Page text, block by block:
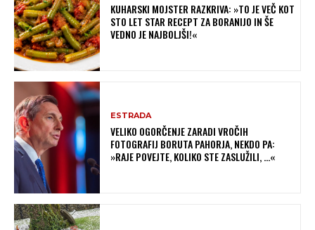
KUHARSKI MOJSTER RAZKRIVA: »TO JE VEČ KOT
STO LET STAR RECEPT ZA BORANIJO IN ŠE
VEDNO JE NAJBOLJŠI!«
ESTRADA
VELIKO OGORČENJE ZARADI VROČIH
FOTOGRAFIJ BORUTA PAHORJA, NEKDO PA:
»RAJE POVEJTE, KOLIKO STE ZASLUŽILI, …«